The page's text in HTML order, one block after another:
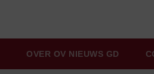
OVER OV NIEUWS GD